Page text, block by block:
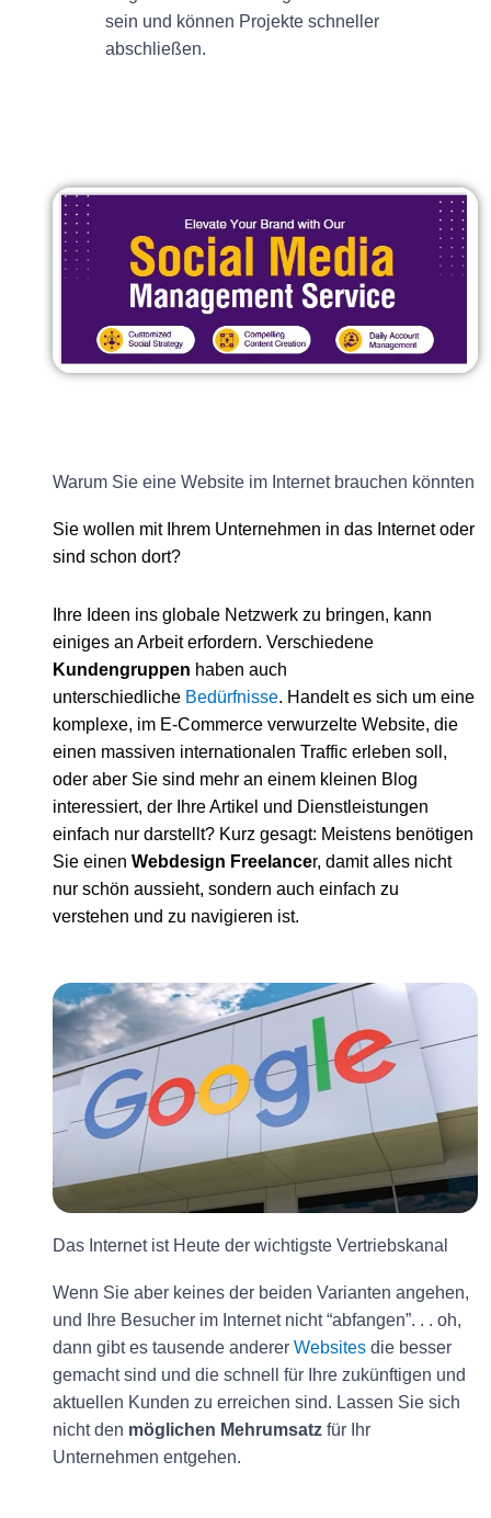
sein und können Projekte schneller
abschließen.
Warum Sie eine Website im Internet brauchen könnten
Sie wollen mit Ihrem Unternehmen in das Internet oder
sind schon dort?
Ihre Ideen ins globale Netzwerk zu bringen, kann
einiges an Arbeit erfordern. Verschiedene
Kundengruppen haben auch
unterschiedliche Bedürfnisse. Handelt es sich um eine
komplexe, im E-Commerce verwurzelte Website, die
einen massiven internationalen Traffic erleben soll,
oder aber Sie sind mehr an einem kleinen Blog
interessiert, der Ihre Artikel und Dienstleistungen
einfach nur darstellt? Kurz gesagt: Meistens benötigen
Sie einen Webdesign Freelancer, damit alles nicht
nur schön aussieht, sondern auch einfach zu
verstehen und zu navigieren ist.
Das Internet ist Heute der wichtigste Vertriebskanal
Wenn Sie aber keines der beiden Varianten angehen,
und Ihre Besucher im Internet nicht “abfangen”. . . oh,
dann gibt es tausende anderer Websites die besser
gemacht sind und die schnell für Ihre zukünftigen und
aktuellen Kunden zu erreichen sind. Lassen Sie sich
nicht den möglichen Mehrumsatz für Ihr
Unternehmen entgehen.